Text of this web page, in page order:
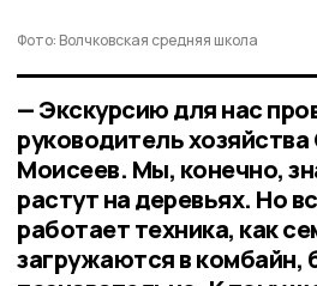
Фото: Волчковская средняя школа
— Экскурсию для нас
руководитель
Моисеев. Мы, конечно,
растут на деревьях. Но
работает техника, как
загружаются в комбайн,